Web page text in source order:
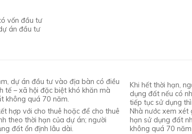
vốn đầu tư
án đầu tư
dự án đầu tư vào địa bàn có điều
tế – xã hội đặc biệt khó khăn mà
không quá 70 năm.
hợp với cho thuê hoặc để cho thuê
theo thời hạn của dự án; người
đất ổn định lâu dài.
Khi hết thời hạn,
dụng đất nếu có
tiếp tục sử dụng
Nhà nước xem xét
hạn sử dụng đất
không quá 70 năm